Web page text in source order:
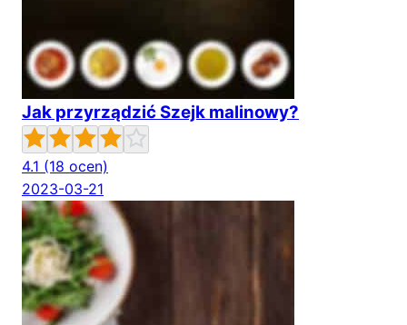
Jak przyrządzić Szejk malinowy?
4.1 (18 ocen)
2023-03-21